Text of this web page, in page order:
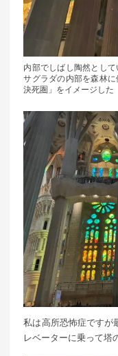
内部でしばし陶然とし
サグラダの内部を森林
決死圏」をイメージした
私は高所恐怖症ですが
レベーターに乗って塔